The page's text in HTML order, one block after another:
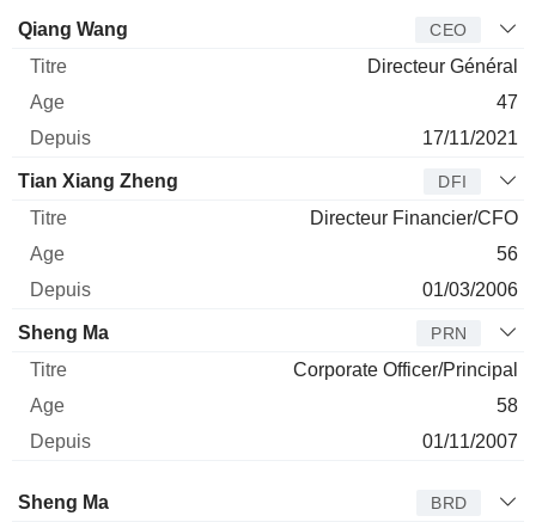
Dirigeant Titre
Qiang Wang CEO
Directeur Général
47
17/11/2021
Tian Xiang Zheng DFI
Directeur Financier/CFO
56
01/03/2006
Sheng Ma PRN
Corporate Officer/Principal
58
01/11/2007
Administrateur
Sheng Ma BRD